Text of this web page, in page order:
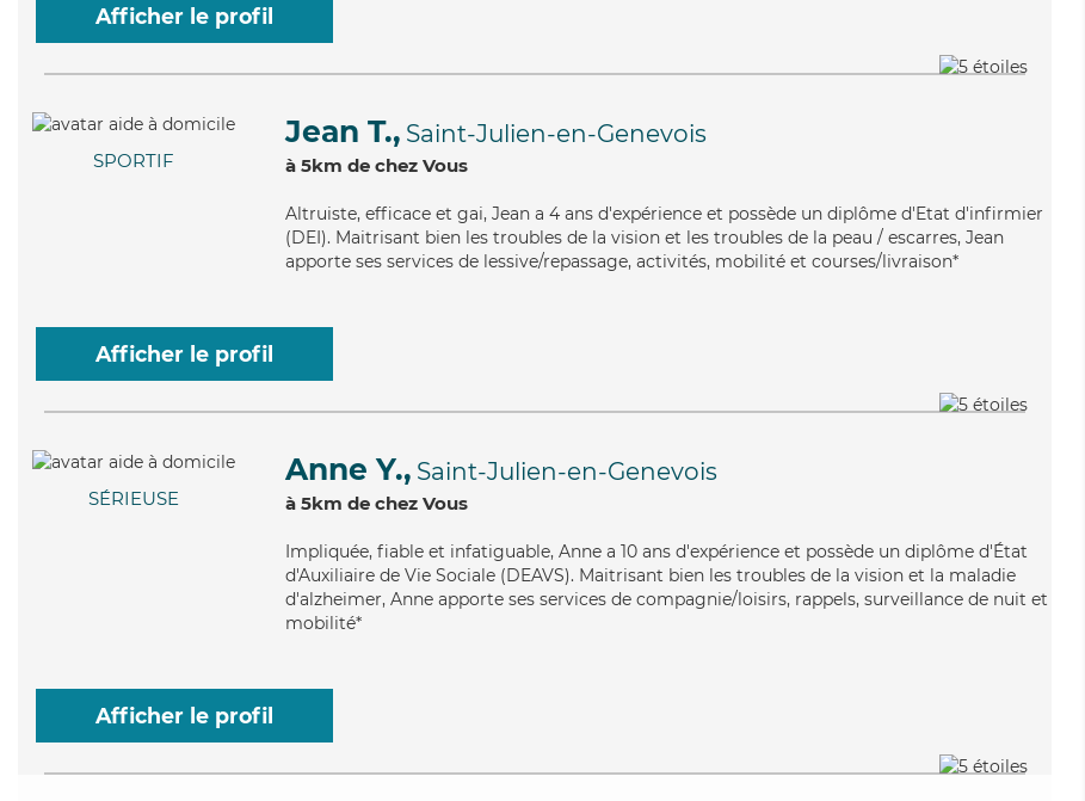
Afficher le profil
SPORTIF
Jean T., Saint-Julien-en-Genevois
à 5km de chez Vous
Altruiste, efficace et gai, Jean a 4 ans d'expérience et possède un diplôme d'Etat d'infirmier
(DEI). Maitrisant bien les troubles de la vision et les troubles de la peau / escarres, Jean
apporte ses services de lessive/repassage, activités, mobilité et courses/livraison*
Afficher le profil
SÉRIEUSE
Anne Y., Saint-Julien-en-Genevois
à 5km de chez Vous
Impliquée, fiable et infatiguable, Anne a 10 ans d'expérience et possède un diplôme d'État
d'Auxiliaire de Vie Sociale (DEAVS). Maitrisant bien les troubles de la vision et la maladie
d'alzheimer, Anne apporte ses services de compagnie/loisirs, rappels, surveillance de nuit et
mobilité*
Afficher le profil